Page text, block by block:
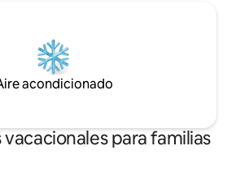
acondicionado
para familias